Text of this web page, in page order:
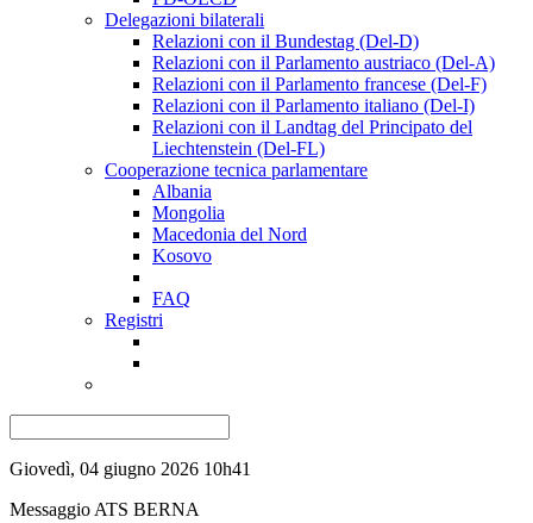
Delegazioni bilaterali
Relazioni con il Bundestag (Del-D)
Relazioni con il Parlamento austriaco (Del-A)
Relazioni con il Parlamento francese (Del-F)
Relazioni con il Parlamento italiano (Del-I)
Relazioni con il Landtag del Principato del
Liechtenstein (Del-FL)
Cooperazione tecnica parlamentare
Albania
Mongolia
Macedonia del Nord
Kosovo
FAQ
Registri
Giovedì, 04 giugno 2026 10h41
Messaggio ATS BERNA